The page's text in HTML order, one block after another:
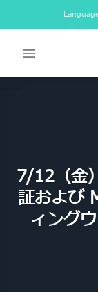
to
7/12（金
証および
ィング